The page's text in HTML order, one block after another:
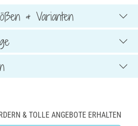
& Varianten
& TOLLE ANGEBOTE ERHALTEN